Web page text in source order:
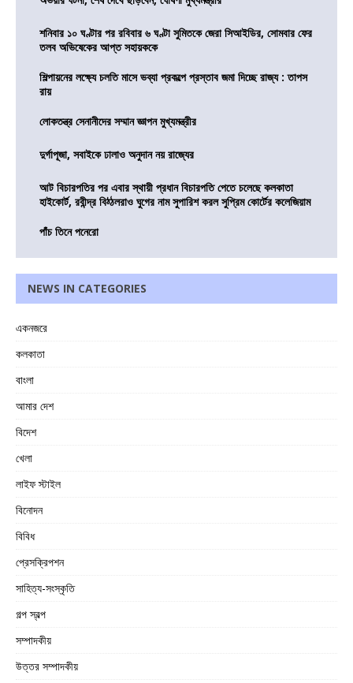
শনিবার ১০ ঘণ্টার পর রবিবার ৬ ঘণ্টা সুমিতকে জেরা সিআইডির, সোমবার ফের
তলব অভিষেকের আপ্ত সহায়ককে
শিল্পায়নের লক্ষ্যে চলতি মাসে ভব্যা প্রকল্পে প্রস্তাব জমা দিচ্ছে রাজ্য : তাপস
রায়
লোকতন্ত্র সেনানীদের সম্মান জ্ঞাপন মুখ্যমন্ত্রীর
দুর্গাপূজা, সবাইকে ঢালাও অনুদান নয় রাজ্যের
আট বিচারপতির পর এবার স্থায়ী প্রধান বিচারপতি পেতে চলেছে কলকাতা
হাইকোর্ট, রবীন্দ্র বিঠ্ঠলরাও ঘুগের নাম সুপারিশ করল সুপ্রিম কোর্টের কলেজিয়াম
পাঁচ তিনে পনেরো
NEWS IN CATEGORIES
একনজরে
কলকাতা
বাংলা
আমার দেশ
বিদেশ
খেলা
লাইফ স্টাইল
বিনোদন
বিবিধ
প্রেসক্রিপশন
সাহিত্য-সংস্কৃতি
গল্প স্বল্প
সম্পাদকীয়
উত্তর সম্পাদকীয়